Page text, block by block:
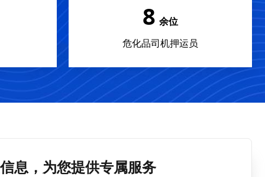
12 余位
危化品司机押运员
息，为您提供专属服务